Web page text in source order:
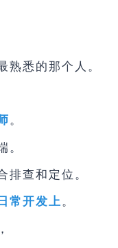
悉的那个人。
。
查和定位。
常开发上。